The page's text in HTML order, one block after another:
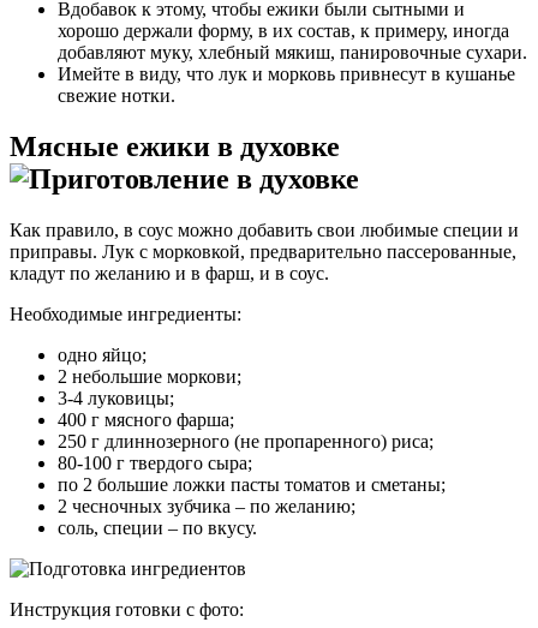
Вдобавок к этому, чтобы ежики были сытными и
хорошо держали форму, в их состав, к примеру, иногда
добавляют муку, хлебный мякиш, панировочные сухари.
Имейте в виду, что лук и морковь привнесут в кушанье
свежие нотки.
Мясные ежики в духовке
Как правило, в соус можно добавить свои любимые специи и
приправы. Лук с морковкой, предварительно пассерованные,
кладут по желанию и в фарш, и в соус.
Необходимые ингредиенты:
одно яйцо;
2 небольшие моркови;
3-4 луковицы;
400 г мясного фарша;
250 г длиннозерного (не пропаренного) риса;
80-100 г твердого сыра;
по 2 большие ложки пасты томатов и сметаны;
2 чесночных зубчика – по желанию;
соль, специи – по вкусу.
Инструкция готовки с фото: